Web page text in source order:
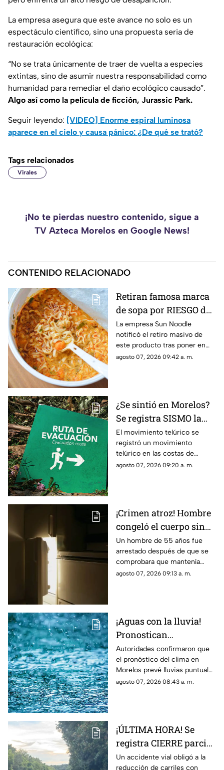
La empresa asegura que este avance no solo es un
espectáculo científico, sino una propuesta seria de
restauración ecológica:
“No se trata únicamente de traer de vuelta a especies
extintas, sino de asumir nuestra responsabilidad como
humanidad para remediar el daño ecológico causado”.
Algo así como la película de ficción, Jurassic Park.
Seguir leyendo: [VIDEO] Enorme espiral luminosa
aparece en el cielo y causa pánico: ¿De qué se trató?
Tags relacionados
Virales
¡No te pierdas nuestro contenido, sigue a
TV Azteca Morelos en Google News!
CONTENIDO RELACIONADO
Retiran famosa marca
de sopa por RIESGO de
alergia; autoridades
piden no consumir el
producto
La empresa Sun Noodle
notificó el retiro masivo de
este producto tras poner en
riesgo a una parte de la
agosto 07, 2026 09:42 a. m.
¿Se sintió en Morelos?
Se registra SISMO la
mañana de este viernes
7 de agosto
El movimiento telúrico se
registró un movimiento
telúrico en las costas de
Guerrero.
agosto 07, 2026 09:20 a. m.
¡Crimen atroz! Hombre
congeló el cuerpo sin
vida de su padre para
poder cobrar su
pensión; Lo hizo
durante más de dos
Un hombre de 55 años fue
arrestado después de que se
comprobara que mantenía
congelado el cuerpo sin vida
agosto 07, 2026 09:13 a. m.
¡Aguas con la lluvia!
Pronostican
precipitaciones muy
fuertes en Morelos
HOY; Lista de
municipios más
Autoridades confirmaron que
el pronóstico del clima en
Morelos prevé lluvias puntuales
muy fuertes de 50 a 75 mm
agosto 07, 2026 08:43 a. m.
¡ÚLTIMA HORA! Se
registra CIERRE parcial
en la autopista México-
Un accidente vial obligó a la
reducción de carriles con